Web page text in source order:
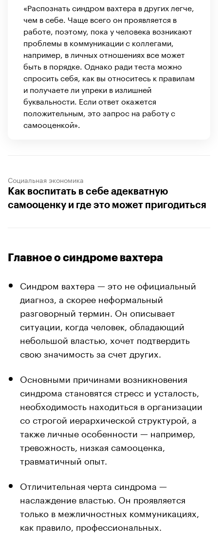
«Распознать синдром вахтера в других легче,
чем в себе. Чаще всего он проявляется в
работе, поэтому, пока у человека возникают
проблемы в коммуникации с коллегами,
например, в личных отношениях все может
быть в порядке. Однако ради теста можно
спросить себя, как вы относитесь к правилам
и получаете ли упреки в излишней
буквальности. Если ответ окажется
положительным, это запрос на работу с
самооценкой».
Социальная экономика
Как воспитать в себе адекватную
самооценку и где это может пригодиться
Главное о синдроме вахтера
Синдром вахтера — это не официальный
диагноз, а скорее неформальный
разговорный термин. Он описывает
ситуации, когда человек, обладающий
небольшой властью, хочет подтвердить
свою значимость за счет других.
Основными причинами возникновения
синдрома становятся стресс и усталость,
необходимость находиться в организации
со строгой иерархической структурой, а
также личные особенности — например,
тревожность, низкая самооценка,
травматичный опыт.
Отличительная черта синдрома —
наслаждение властью. Он проявляется
только в межличностных коммуникациях,
как правило, профессиональных.